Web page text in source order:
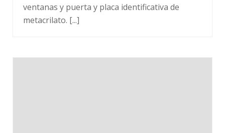
ventanas y puerta y placa identificativa de
metacrilato. [...]